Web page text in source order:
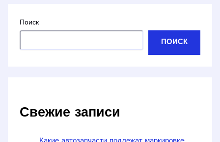
Поиск
ПОИСК
Свежие записи